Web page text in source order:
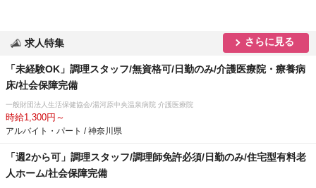
求人特集 さらに見る
「未経験OK」調理スタッフ/無資格可/日勤のみ/介護医療院・療養病
床/社会保障完備
一般財団法人生活保健協会/湯河原中央温泉病院 介護医療院
時給1,300円～
アルバイト・パート / 神奈川県
「週2から可」調理スタッフ/調理師免許必須/日勤のみ/住宅型有料老
人ホーム/社会保障完備